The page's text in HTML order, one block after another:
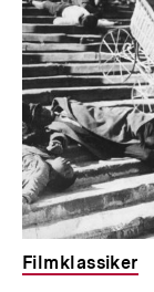
i
n
k
:
Filmklassiker